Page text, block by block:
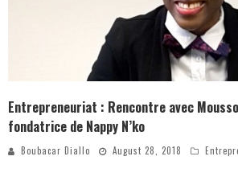
Entrepreneuriat : Rencontre avec
fondatrice de Nappy N’ko
Boubacar Diallo August 28, 2018